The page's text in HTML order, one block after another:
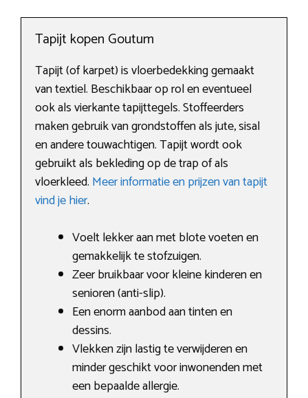
Tapijt kopen Goutum
Tapijt (of karpet) is vloerbedekking gemaakt
van textiel. Beschikbaar op rol en eventueel
ook als vierkante tapijttegels. Stoffeerders
maken gebruik van grondstoffen als jute, sisal
en andere touwachtigen. Tapijt wordt ook
gebruikt als bekleding op de trap of als
vloerkleed. Meer informatie en prijzen van tapijt
vind je hier.
Voelt lekker aan met blote voeten en
gemakkelijk te stofzuigen.
Zeer bruikbaar voor kleine kinderen en
senioren (anti-slip).
Een enorm aanbod aan tinten en
dessins.
Vlekken zijn lastig te verwijderen en
minder geschikt voor inwonenden met
een bepaalde allergie.